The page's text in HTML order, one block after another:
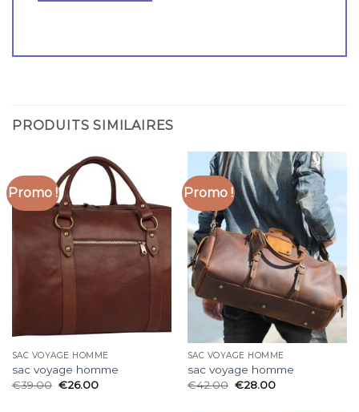
PRODUITS SIMILAIRES
Promo !
SAC VOYAGE HOMME
sac voyage homme
€39.00 €26.00
Promo !
SAC VOYAGE HOMME
sac voyage homme
€42.00 €28.00